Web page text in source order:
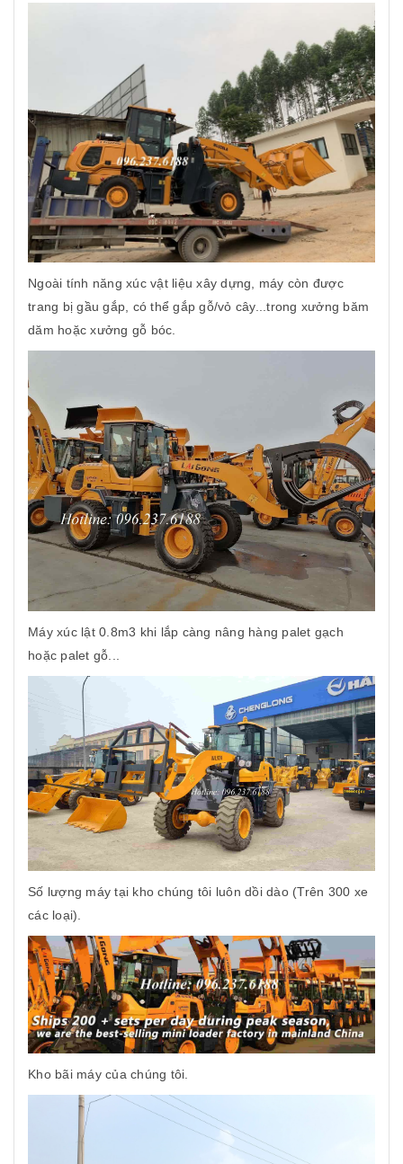
Ngoài tính năng xúc vật liệu xây dựng, máy còn được
trang bị gầu gắp, có thể gắp gỗ/vỏ cây...trong xưởng băm
dăm hoặc xưởng gỗ bóc.
Máy xúc lật 0.8m3 khi lắp càng nâng hàng palet gạch
hoặc palet gỗ...
Số lượng máy tại kho chúng tôi luôn dồi dào (Trên 300 xe
các loại).
Kho bãi máy của chúng tôi.